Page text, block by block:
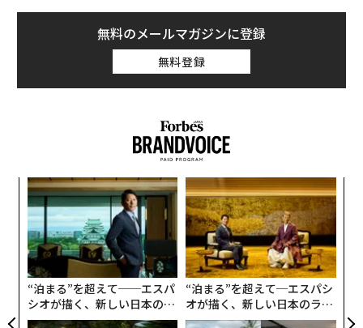
無料のメールマガジンに登録
無料登録
“泊まる”を超えて──エスパ
シオが描く、新しい日本のラ
グジュアリー（前編）
“泊まる”を超えて─エスパシ
オが描く、新しい日本のラグ
ジュアリー（中編）